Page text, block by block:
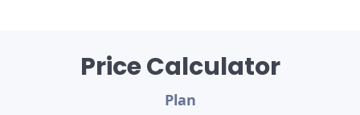
Price Calculator
Plan